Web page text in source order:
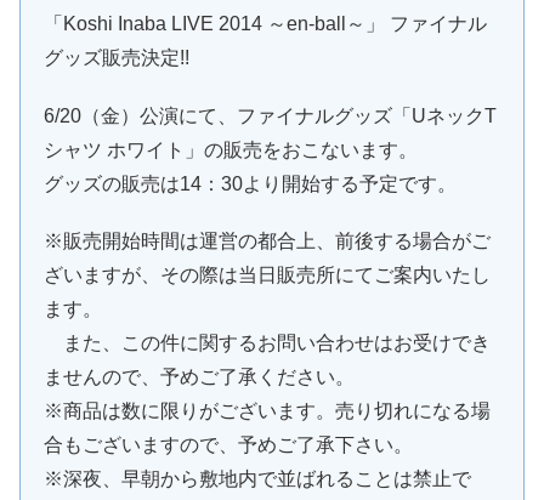
「Koshi Inaba LIVE 2014 ～en-ball～」 ファイナル
グッズ販売決定!!
6/20（金）公演にて、ファイナルグッズ「UネックT
シャツ ホワイト」の販売をおこないます。
グッズの販売は14：30より開始する予定です。
※販売開始時間は運営の都合上、前後する場合がご
ざいますが、その際は当日販売所にてご案内いたし
ます。
また、この件に関するお問い合わせはお受けでき
ませんので、予めご了承ください。
※商品は数に限りがございます。売り切れになる場
合もございますので、予めご了承下さい。
※深夜、早朝から敷地内で並ばれることは禁止で